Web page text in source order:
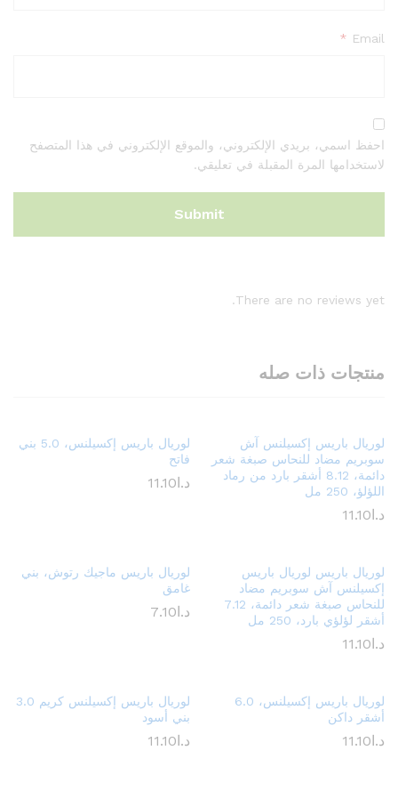
Email
*
احفظ اسمي، بريدي الإلكتروني، والموقع الإلكتروني في هذا المتصفح
لاستخدامها المرة المقبلة في تعليقي.
There are no reviews yet.
منتجات ذات صله
لوريال باريس إكسيلنس آش
سوبريم مضاد للنحاس صبغة شعر
دائمة، 8.12 أشقر بارد من رماد
اللؤلؤ، 250 مل
د.ا 11.10
لوريال باريس إكسيلنس، 5.0 بني
فاتح
د.ا 11.10
لوريال باريس لوريال باريس
إكسيلنس آش سوبريم مضاد
للنحاس صبغة شعر دائمة، 7.12
أشقر لؤلؤي بارد، 250 مل
د.ا 11.10
لوريال باريس ماجيك رتوش، بني
غامق
د.ا 7.10
لوريال باريس إكسيلنس، 6.0
أشقر داكن
د.ا 11.10
لوريال باريس إكسيلنس كريم 3.0
بني أسود
د.ا 11.10